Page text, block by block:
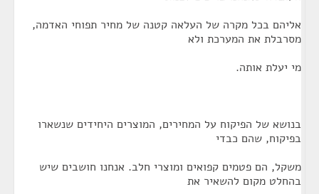
אליהם בכל מקרה של העלאה קטנה של מחיר תפוחי האדמה,
מסרבלת את המערכת ולא
מי יעלת אותה.
בנושא של הפיקוח על המחירים, המוצרים היחידים שנשארו
בפיקוח, שהם כבדי
משקל, הם פטמים קפואים ומוצרי חלב. אנחנו חושבים שיש
בהחלט מקום להשאיר את